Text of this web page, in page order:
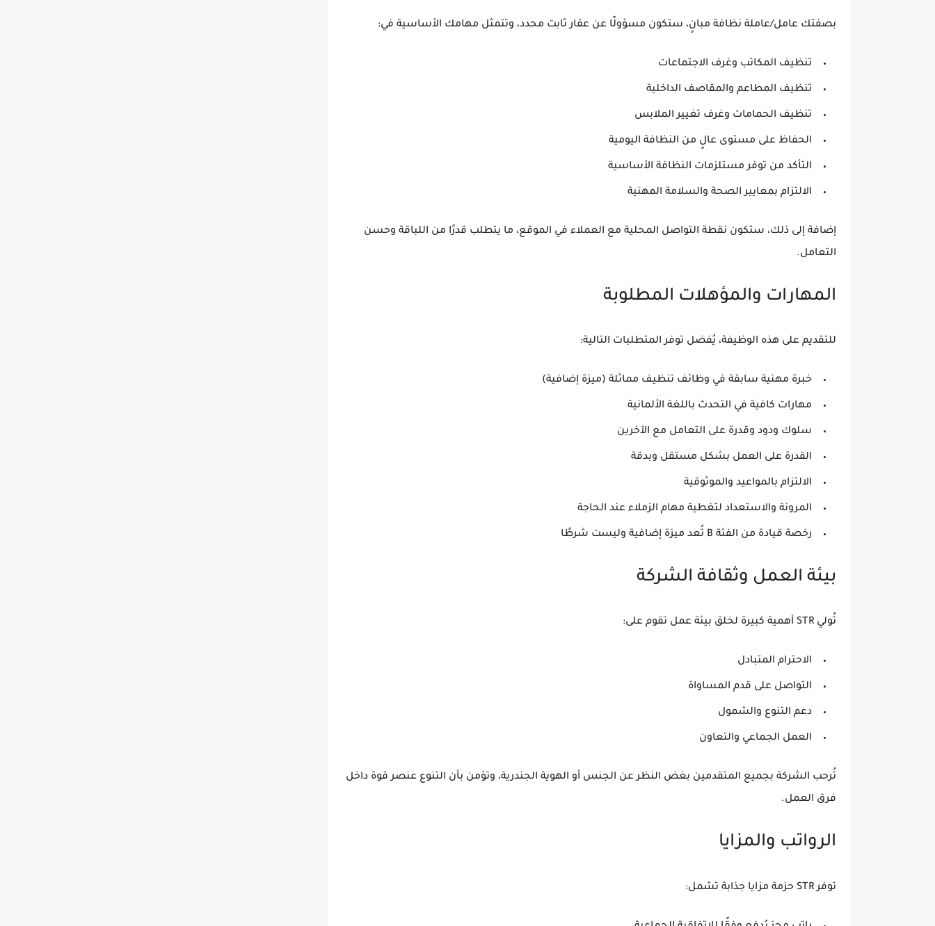
بصفتك عامل/عاملة نظافة مبانٍ، ستكون مسؤولًا عن عقار ثابت محدد، وتتمثل مهامك الأساسية في:
تنظيف المكاتب وغرف الاجتماعات
تنظيف المطاعم والمقاصف الداخلية
تنظيف الحمامات وغرف تغيير الملابس
الحفاظ على مستوى عالٍ من النظافة اليومية
التأكد من توفر مستلزمات النظافة الأساسية
الالتزام بمعايير الصحة والسلامة المهنية
إضافة إلى ذلك، ستكون نقطة التواصل المحلية مع العملاء في الموقع، ما يتطلب قدرًا من اللباقة وحسن
التعامل.
المهارات والمؤهلات المطلوبة
للتقديم على هذه الوظيفة، يُفضل توفر المتطلبات التالية:
خبرة مهنية سابقة في وظائف تنظيف مماثلة (ميزة إضافية)
مهارات كافية في التحدث باللغة الألمانية
سلوك ودود وقدرة على التعامل مع الآخرين
القدرة على العمل بشكل مستقل وبدقة
الالتزام بالمواعيد والموثوقية
المرونة والاستعداد لتغطية مهام الزملاء عند الحاجة
رخصة قيادة من الفئة B تُعد ميزة إضافية وليست شرطًا
بيئة العمل وثقافة الشركة
تُولي STR أهمية كبيرة لخلق بيئة عمل تقوم على:
الاحترام المتبادل
التواصل على قدم المساواة
دعم التنوع والشمول
العمل الجماعي والتعاون
تُرحب الشركة بجميع المتقدمين بغض النظر عن الجنس أو الهوية الجندرية، وتؤمن بأن التنوع عنصر قوة داخل
فرق العمل.
الرواتب والمزايا
توفر STR حزمة مزايا جذابة تشمل: